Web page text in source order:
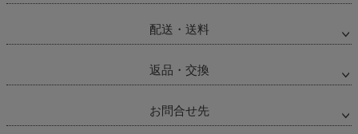
配送・送料
返品・交換
お問合せ先